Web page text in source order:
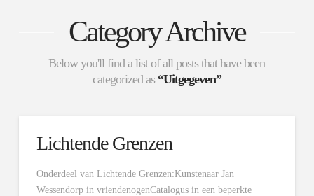
Category Archive
Below you'll find a list of all posts that have been
categorized as “Uitgegeven”
Lichtende Grenzen
Onderdeel van Lichtende Grenzen:Kunstenaar Jan
Wessendorp in vriendenogenCatalogus in een beperkte